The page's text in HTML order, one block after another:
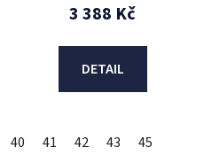
3 388 Kč
DETAIL
40 41 42 43 45